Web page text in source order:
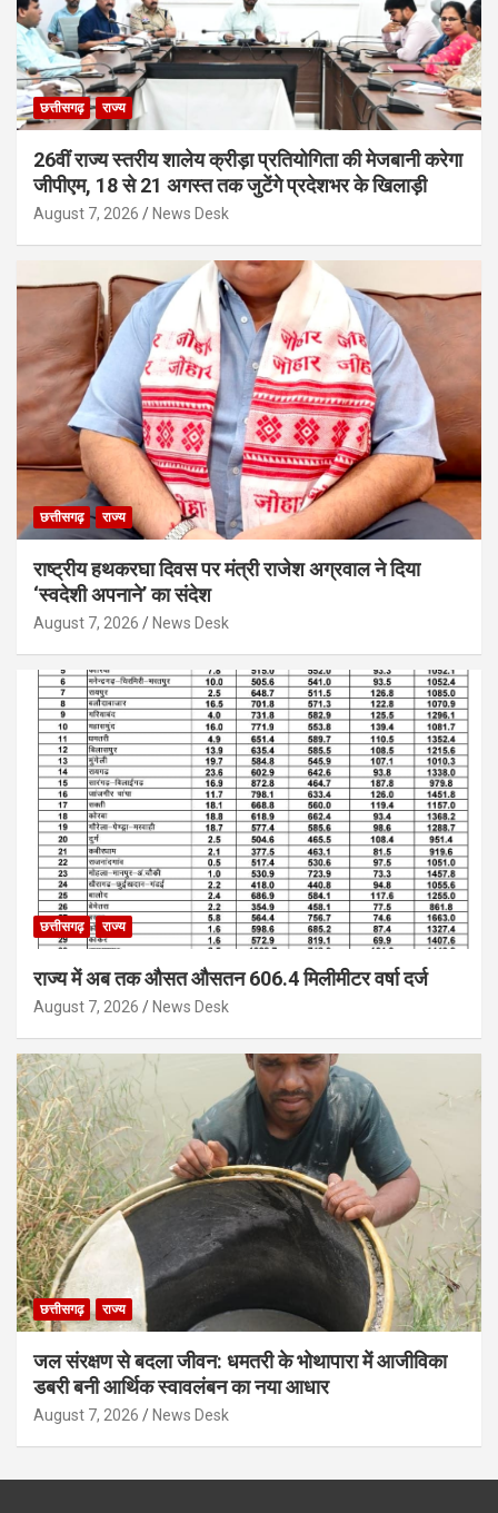
छत्तीसगढ़ राज्य
26वीं राज्य स्तरीय शालेय क्रीड़ा प्रतियोगिता की मेजबानी करेगा
जीपीएम, 18 से 21 अगस्त तक जुटेंगे प्रदेशभर के खिलाड़ी
August 7, 2026 News Desk
छत्तीसगढ़ राज्य
राष्ट्रीय हथकरघा दिवस पर मंत्री राजेश अग्रवाल ने दिया
‘स्वदेशी अपनाने’ का संदेश
August 7, 2026 News Desk
छत्तीसगढ़ राज्य
राज्य में अब तक औसत औसतन 606.4 मिलीमीटर वर्षा दर्ज
August 7, 2026 News Desk
छत्तीसगढ़ राज्य
जल संरक्षण से बदला जीवन: धमतरी के भोथापारा में आजीविका
डबरी बनी आर्थिक स्वावलंबन का नया आधार
August 7, 2026 News Desk